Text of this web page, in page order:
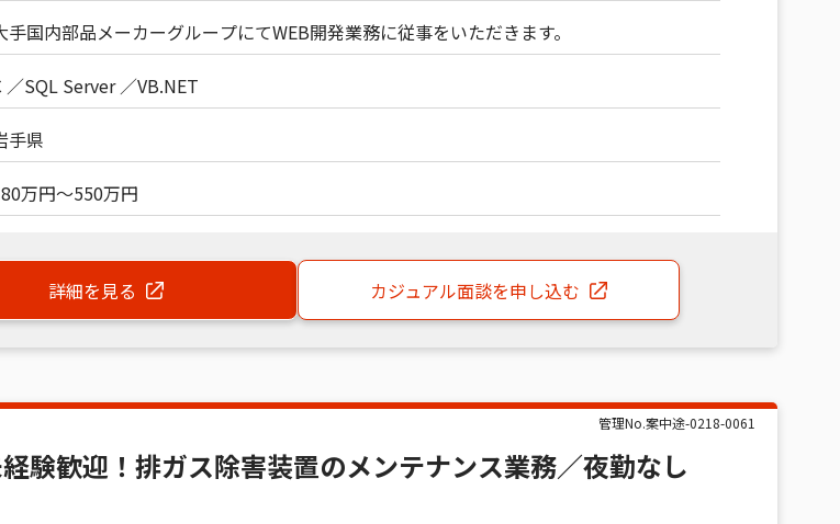
手国内部品メーカーグループにてWEB開発業務に従事をいただきます。
SQL Server VB.NET
手県
万円～550万円
詳細を見る カジュアル面談を申し込む
管理No.案中途-0218-0061
経験歓迎！排ガス除害装置のメンテナンス業務／夜勤なし